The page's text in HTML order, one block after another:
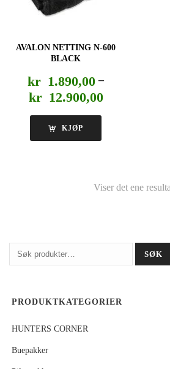
AVALON NETTING N-600
BLACK
kr 1.890,00 –
kr 12.900,00Prisområde:
KJØP
Viser det ene
Søk
etter:
SØK
PRODUKTKATEGORIER
HUNTERS CORNER
Buepakker